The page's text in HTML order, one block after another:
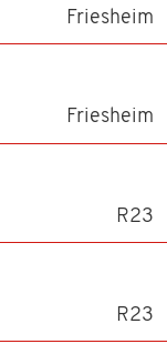
Friesheim
Friesheim
R23
R23